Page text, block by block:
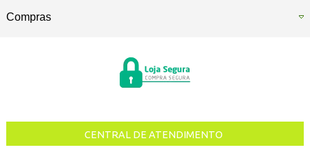
Compras
CENTRAL DE ATENDIMENTO